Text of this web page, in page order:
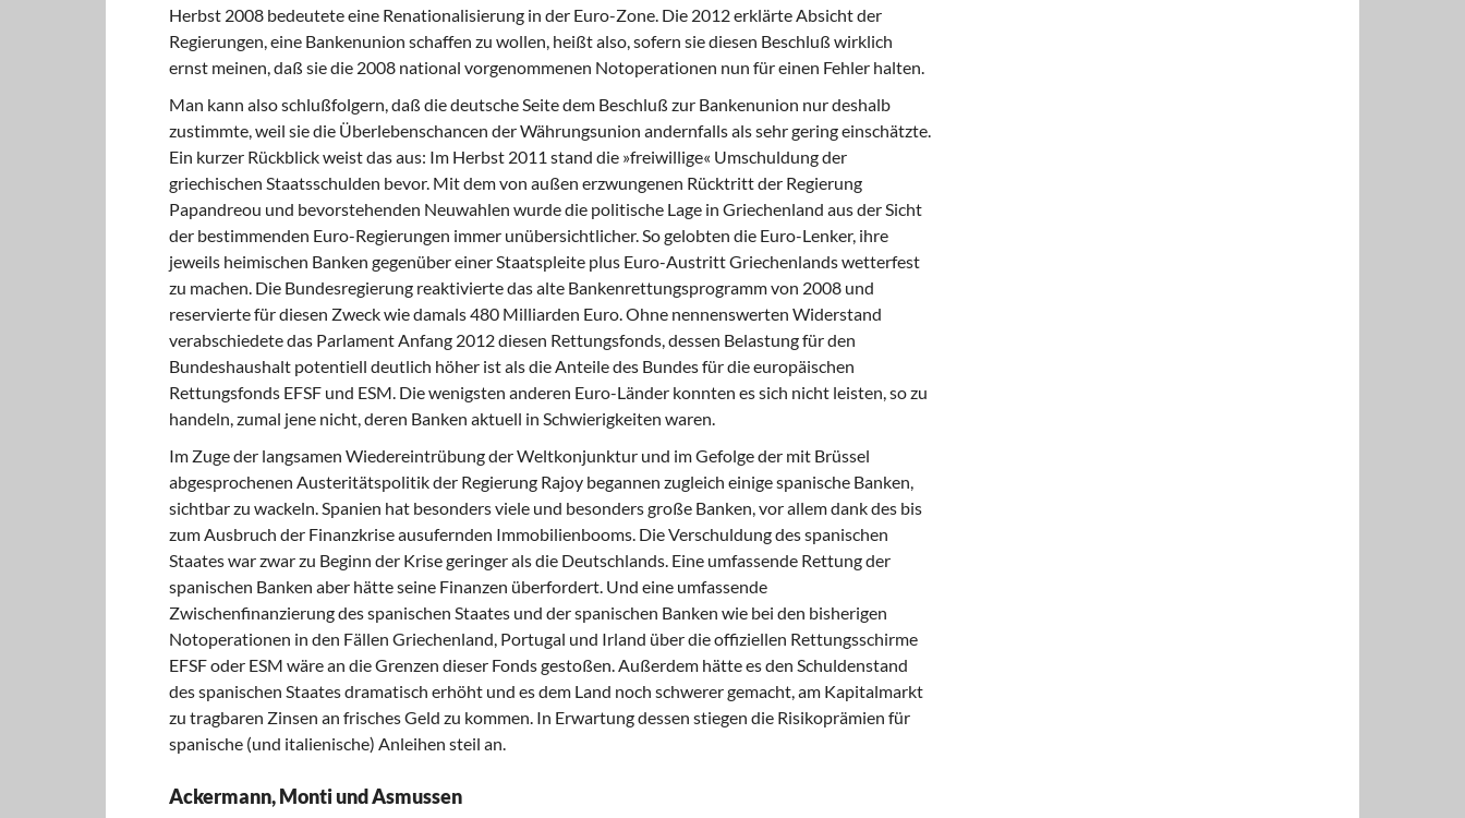
Herbst 2008 bedeutete eine Renationalisierung in der Euro-Zone. Die 2012 erklärte Absicht der
Regierungen, eine Bankenunion schaffen zu wollen, heißt also, sofern sie diesen Beschluß wirklich
ernst meinen, daß sie die 2008 national vorgenommenen Notoperationen nun für einen Fehler halten.
Man kann also schlußfolgern, daß die deutsche Seite dem Beschluß zur Bankenunion nur deshalb
zustimmte, weil sie die Überlebenschancen der Währungsunion andernfalls als sehr gering einschätzte.
Ein kurzer Rückblick weist das aus: Im Herbst 2011 stand die »freiwillige« Umschuldung der
griechischen Staatsschulden bevor. Mit dem von außen erzwungenen Rücktritt der Regierung
Papandreou und bevorstehenden Neuwahlen wurde die politische Lage in Griechenland aus der Sicht
der bestimmenden Euro-Regierungen immer unübersichtlicher. So gelobten die Euro-Lenker, ihre
jeweils heimischen Banken gegenüber einer Staatspleite plus Euro-Austritt Griechenlands wetterfest
zu machen. Die Bundesregierung reaktivierte das alte Bankenrettungsprogramm von 2008 und
reservierte für diesen Zweck wie damals 480 Milliarden Euro. Ohne nennenswerten Widerstand
verabschiedete das Parlament Anfang 2012 diesen Rettungsfonds, dessen Belastung für den
Bundeshaushalt potentiell deutlich höher ist als die Anteile des Bundes für die europäischen
Rettungsfonds EFSF und ESM. Die wenigsten anderen Euro-Länder konnten es sich nicht leisten, so zu
handeln, zumal jene nicht, deren Banken aktuell in Schwierigkeiten waren.
Im Zuge der langsamen Wiedereintrübung der Weltkonjunktur und im Gefolge der mit Brüssel
abgesprochenen Austeritätspolitik der Regierung Rajoy begannen zugleich einige spanische Banken,
sichtbar zu wackeln. Spanien hat besonders viele und besonders große Banken, vor allem dank des bis
zum Ausbruch der Finanzkrise ausufernden Immobilienbooms. Die Verschuldung des spanischen
Staates war zwar zu Beginn der Krise geringer als die Deutschlands. Eine umfassende Rettung der
spanischen Banken aber hätte seine Finanzen überfordert. Und eine umfassende
Zwischenfinanzierung des spanischen Staates und der spanischen Banken wie bei den bisherigen
Notoperationen in den Fällen Griechenland, Portugal und Irland über die offiziellen Rettungsschirme
EFSF oder ESM wäre an die Grenzen dieser Fonds gestoßen. Außerdem hätte es den Schuldenstand
des spanischen Staates dramatisch erhöht und es dem Land noch schwerer gemacht, am Kapitalmarkt
zu tragbaren Zinsen an frisches Geld zu kommen. In Erwartung dessen stiegen die Risikoprämien für
spanische (und italienische) Anleihen steil an.
Ackermann, Monti und Asmussen